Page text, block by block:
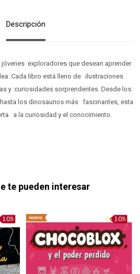
Descripción
exploradores que desean aprender
Cada libro está lleno de ilustraciones
y curiosidades sorprendentes. Desde los
los dinosaurios más fascinantes, esta
a la curiosidad y el conocimiento.
te pueden interesar